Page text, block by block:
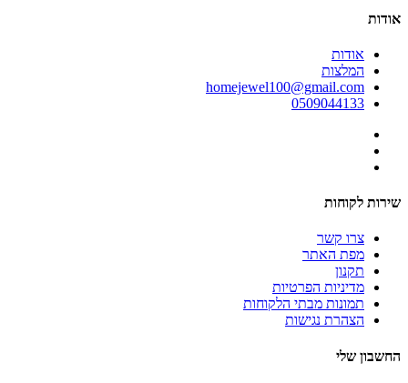
אודות
אודות
המלצות
homejewel100@gmail.com
0509044133
שירות לקוחות
צרו קשר
מפת האתר
תקנון
מדיניות הפרטיות
תמונות מבתי הלקוחות
הצהרת נגישות
החשבון שלי